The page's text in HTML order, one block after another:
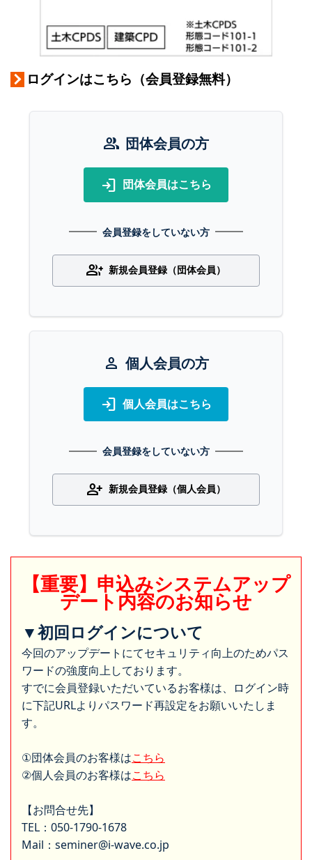
ログインはこちら（会員登録無料）
group 団体会員の方
login 団体会員はこちら
会員登録をしていない方
group_add 新規会員登録（団体会員）
person 個人会員の方
login 個人会員はこちら
会員登録をしていない方
person_add 新規会員登録（個人会員）
【重要】申込みシステムアップ
デート内容のお知らせ
▼初回ログインについて
今回のアップデートにてセキュリティ向上のためパス
ワードの強度向上しております。
すでに会員登録いただいているお客様は、ログイン時
に下記URLよりパスワード再設定をお願いいたしま
す。
①団体会員のお客様はこちら
②個人会員のお客様はこちら
【お問合せ先】
TEL：050-1790-1678
Mail：seminer@i-wave.co.jp